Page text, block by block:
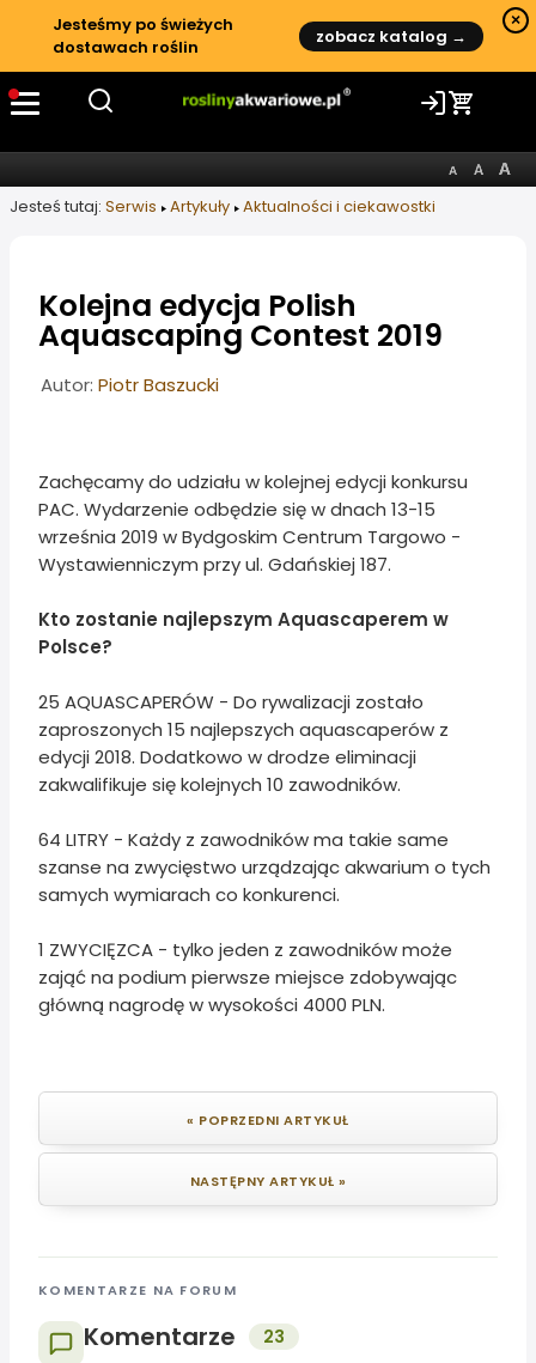
Jesteśmy po świeżych
dostawach roślin
zobacz katalog →
×
Jesteś tutaj: Serwis Artykuły Aktualności i ciekawostki
Kolejna edycja Polish
Aquascaping Contest 2019
Informacje o artykule
Autor: Piotr Baszucki
Zachęcamy do udziału w kolejnej edycji konkursu
PAC. Wydarzenie odbędzie się w dnach 13-15
września 2019 w Bydgoskim Centrum Targowo -
Wystawienniczym przy ul. Gdańskiej 187.
Kto zostanie najlepszym Aquascaperem w
Polsce?
25 AQUASCAPERÓW - Do rywalizacji zostało
zaproszonych 15 najlepszych aquascaperów z
edycji 2018. Dodatkowo w drodze eliminacji
zakwalifikuje się kolejnych 10 zawodników.
64 LITRY - Każdy z zawodników ma takie same
szanse na zwycięstwo urządzając akwarium o tych
samych wymiarach co konkurenci.
1 ZWYCIĘZCA - tylko jeden z zawodników może
zająć na podium pierwsze miejsce zdobywając
główną nagrodę w wysokości 4000 PLN.
« POPRZEDNI ARTYKUŁ
NASTĘPNY ARTYKUŁ »
KOMENTARZE NA FORUM
Komentarze
23